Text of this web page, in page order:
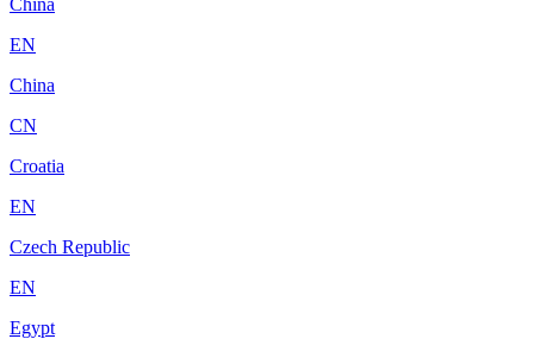
EN
China
CN
Croatia
EN
Czech Republic
EN
Egypt